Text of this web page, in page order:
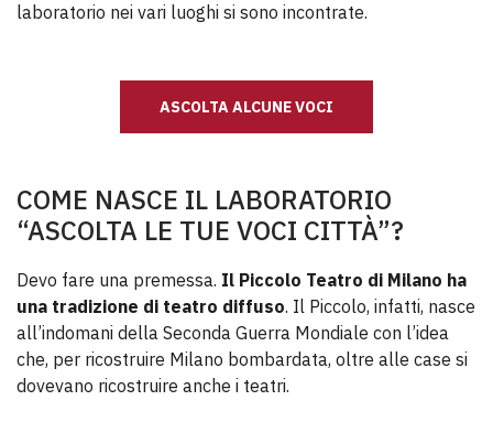
laboratorio nei vari luoghi si sono incontrate.
ASCOLTA ALCUNE VOCI
COME NASCE IL LABORATORIO
“ASCOLTA LE TUE VOCI CITTÀ”?
Devo fare una premessa. Il Piccolo Teatro di Milano ha
una tradizione di teatro diffuso. Il Piccolo, infatti, nasce
all’indomani della Seconda Guerra Mondiale con l’idea
che, per ricostruire Milano bombardata, oltre alle case si
dovevano ricostruire anche i teatri.